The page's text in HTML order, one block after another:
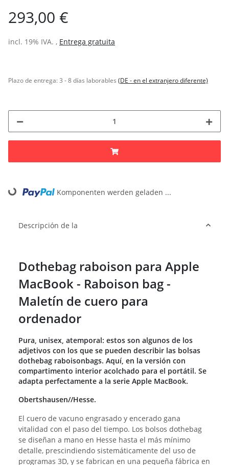
293,00 €
incl. 19% IVA. , Entrega gratuita
Plazo de entrega:3 - 8 días laborables (DE - en el extranjero diferente)
Loading... Komponenten werden geladen ...
Descripción de la
Dothebag raboison para Apple
MacBook - Raboison bag -
Maletín de cuero para
ordenador
Pura, unisex, atemporal: estos son algunos de los
adjetivos con los que se pueden describir las bolsas
dothebag raboisonbags. Aquí, en la versión con
compartimento interior acolchado para el portátil. Se
adapta perfectamente a la serie Apple MacBook.
Obertshausen//Hesse.
El cuero de vacuno engrasado y encerado gana
vitalidad con el paso del tiempo. Los bolsos dothebag
se diseñan a mano en Hesse hasta el más mínimo
detalle, prescindiendo sistemáticamente del uso de
programas 3D, y se fabrican en una pequeña fábrica en